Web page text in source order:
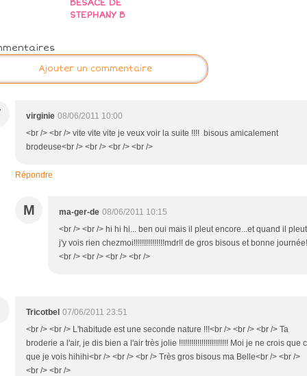
BESACE DE
STEPHANY B
Ajouter un commentaire
virginie 08/06/2011 10:00
<br /> <br /> vite vite vite je veux voir la suite !!!! bisous amicalement
brodeuse<br /> <br /> <br /> <br />
Répondre
M ma-ger-de 08/06/2011 10:15
<br /> <br /> hi hi hi... ben oui mais il pleut encore...et quand il
j'y vois rien chezmoi!!!!!!!!!!!!!!!mdr!! de gros bisous et bonne journée!
<br /> <br /> <br /> <br />
Tricotbel 07/06/2011 23:51
<br /> <br /> L'habitude est une seconde nature !!!<br /> <br /> <br /> Ta
broderie a l'air, je dis bien a l'air très jolie !!!!!!!!!!!!!!!!!!!!!!!! Moi je ne crois que
que je vois hihihi<br /> <br /> <br /> Très gros bisous ma Belle<br /> <br />
<br /> <br />